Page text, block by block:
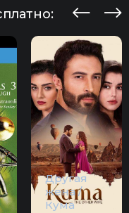
Другая
жена /
Кума